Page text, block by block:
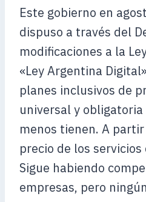
Este gobierno en
dispuso a través del
modificaciones a la
«Ley Argentina
planes inclusivos de
universal y
menos tienen. A
precio de los
Sigue habiendo
empresas, pero